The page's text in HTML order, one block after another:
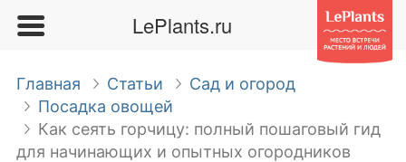
LePlants.ru
Главная Статьи
Сад и огород
Посадка овощей
Как сеять горчицу: полный пошаговый гид
для начинающих и опытных огородников